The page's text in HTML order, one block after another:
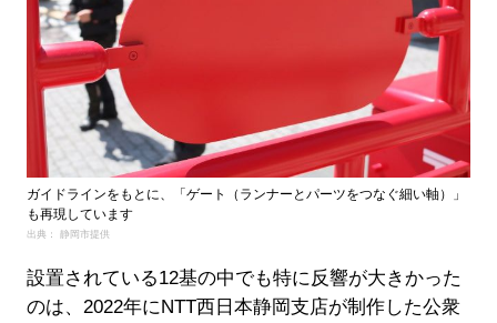
ガイドラインをもとに、「ゲート（ランナーとパーツをつなぐ細い軸）」
も再現しています
出典： 静岡市提供
設置されている12基の中でも特に反響が大きかった
のは、2022年にNTT西日本静岡支店が制作した公衆